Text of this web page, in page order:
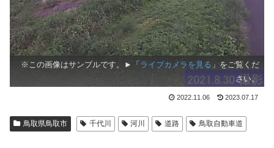
※この画像はサンプルです。►「ライブカメラを見る 」をご覧くだ
さい。
2022.11.06 2023.07.17
鳥取県鳥取市 千代川 河川 道路 鳥取自動車道